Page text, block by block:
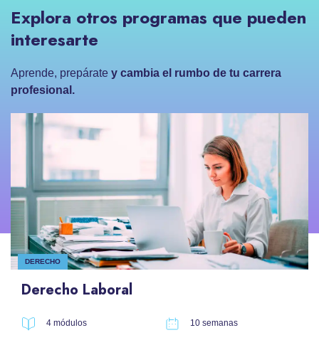
Explora otros programas que pueden
interesarte
Aprende, prepárate y cambia el rumbo de tu carrera
profesional.
DERECHO
Derecho Laboral
4 módulos 10 semanas